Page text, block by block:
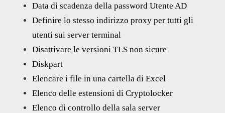
Data di scadenza della password Utente AD
Definire lo stesso indirizzo proxy per tutti gli
utenti sui server terminal
Disattivare le versioni TLS non sicure
Diskpart
Elencare i file in una cartella di Excel
Elenco delle estensioni di Cryptolocker
Elenco di controllo della sala server